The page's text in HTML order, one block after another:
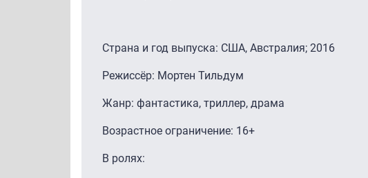
Страна и год выпуска: США, Австралия; 2016
Режиссёр: Мортен Тильдум
Жанр: фантастика, триллер, драма
Возрастное ограничение: 16+
В ролях: